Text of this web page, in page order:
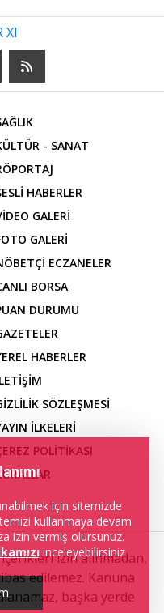
- SANAT
HABERLER
GALERİ
GALERİ
ECZANELER
BORSA
DURUMU
HABERLER
SÖZLEŞMESİ
İLKELERİ
POLİTİKASI
izin alınmadan,
edilemez. Kanuna
başka yerde
için sitemizde
kullanmaya devam
izin vermiş olursunuz.
inceleyebilirsiniz